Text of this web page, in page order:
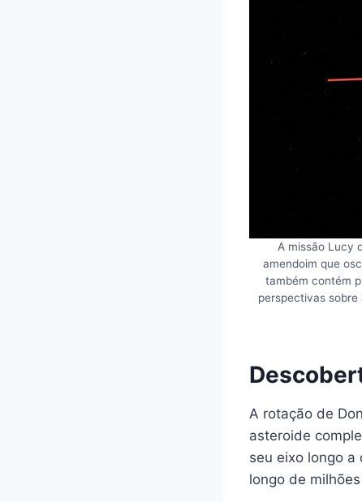
A missão Lucy
amendoim que
também contém
perspectivas sobre
A rotação de
asteroide
seu eixo longo
longo de